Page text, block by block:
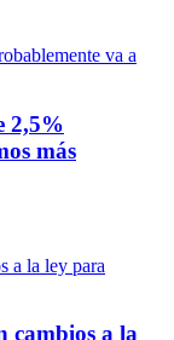
2,5%
más
cambios a la